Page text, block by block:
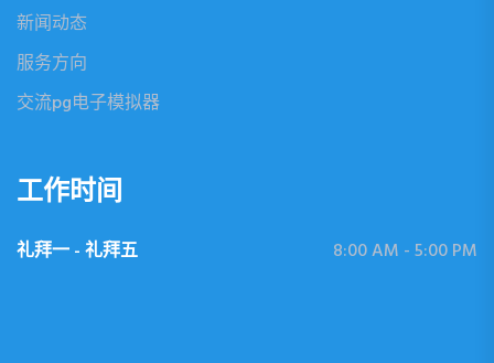
新闻动态
服务方向
交流pg电子模拟器
工作时间
礼拜一 - 礼拜五 8:00 AM - 5:00 PM